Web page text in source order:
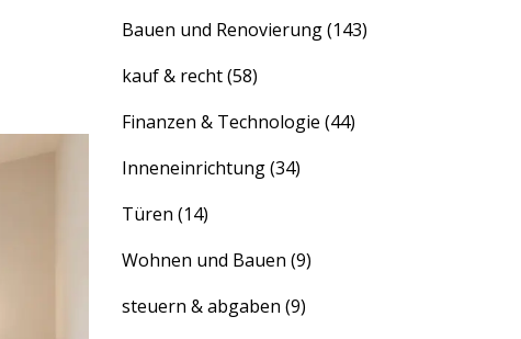
Bauen und Renovierung(143)
kauf & recht(58)
Finanzen & Technologie (44)
Inneneinrichtung(34)
Türen (14)
Wohnen und Bauen (9)
steuern & abgaben (9)